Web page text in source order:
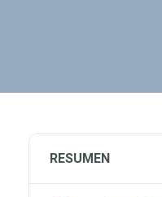
RESUMEN